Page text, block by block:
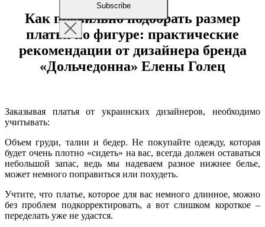
Как правильно подобрать размер
платья по фигуре: практические
рекомендации от дизайнера бренда
«Дольчедонна» Елены Голец
Заказывая платья от украинских дизайнеров, необходимо
учитывать:
Объем груди, талии и бедер. Не покупайте одежду, которая
будет очень плотно «сидеть» на вас, всегда должен оставаться
небольшой запас, ведь мы надеваем разное нижнее белье,
может немного поправиться или похудеть.
Учтите, что платье, которое для вас немного длинное, можно
без проблем подкорректировать, а вот слишком короткое –
переделать уже не удастся.
Subscribe